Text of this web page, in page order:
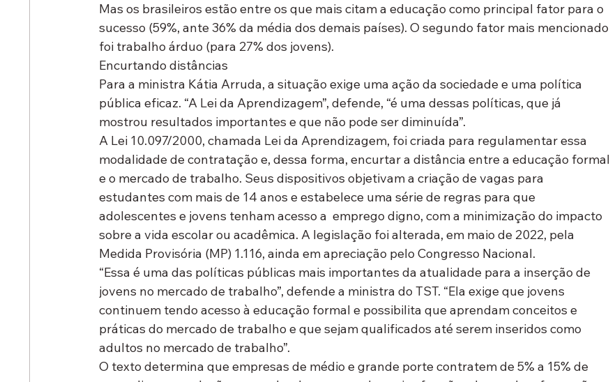
Mas os brasileiros estão entre os que mais citam a educação como principal fator para o
sucesso (59%, ante 36% da média dos demais países). O segundo fator mais mencionado
foi trabalho árduo (para 27% dos jovens).
Encurtando distâncias
Para a ministra Kátia Arruda, a situação exige uma ação da sociedade e uma política
pública eficaz. “A Lei da Aprendizagem”, defende, “é uma dessas políticas, que já
mostrou resultados importantes e que não pode ser diminuída”.
A Lei 10.097/2000, chamada Lei da Aprendizagem, foi criada para regulamentar essa
modalidade de contratação e, dessa forma, encurtar a distância entre a educação formal
e o mercado de trabalho. Seus dispositivos objetivam a criação de vagas para
estudantes com mais de 14 anos e estabelece uma série de regras para que
adolescentes e jovens tenham acesso a  emprego digno, com a minimização do impacto
sobre a vida escolar ou acadêmica. A legislação foi alterada, em maio de 2022, pela
Medida Provisória (MP) 1.116, ainda em apreciação pelo Congresso Nacional.
“Essa é uma das políticas públicas mais importantes da atualidade para a inserção de
jovens no mercado de trabalho”, defende a ministra do TST. “Ela exige que jovens
continuem tendo acesso à educação formal e possibilita que aprendam conceitos e
práticas do mercado de trabalho e que sejam qualificados até serem inseridos como
adultos no mercado de trabalho”.
O texto determina que empresas de médio e grande porte contratem de 5% a 15% de